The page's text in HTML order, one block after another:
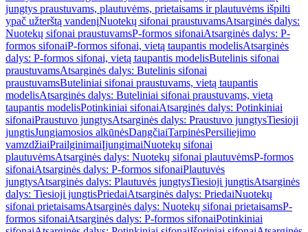
jungtys praustuvams, plautuvėms, prietaisams ir plautuvėms išpilti
ypač užterštą vandenįNuotekų sifonai praustuvamsAtsarginės dalys:
Nuotekų sifonai praustuvamsP-formos sifonaiAtsarginės dalys: P-
formos sifonaiP-formos sifonai, vietą taupantis modelisAtsarginės
dalys: P-formos sifonai, vietą taupantis modelisButelinis sifonai
praustuvamsAtsarginės dalys: Butelinis sifonai
praustuvamsButeliniai sifonai praustuvams, vietą taupantis
modelisAtsarginės dalys: Buteliniai sifonai praustuvams, vietą
taupantis modelisPotinkiniai sifonaiAtsarginės dalys: Potinkiniai
sifonaiPraustuvo jungtysAtsarginės dalys: Praustuvo jungtysTiesioji
jungtisJungiamosios alkūnėsDangčiaiTarpinėsPersiliejimo
vamzdžiaiPrailginimaiĮjungimaiNuotekų sifonai
plautuvėmsAtsarginės dalys: Nuotekų sifonai plautuvėmsP-formos
sifonaiAtsarginės dalys: P-formos sifonaiPlautuvės
jungtysAtsarginės dalys: Plautuvės jungtysTiesioji jungtisAtsarginės
dalys: Tiesioji jungtisPriedaiAtsarginės dalys: PriedaiNuotekų
sifonai prietaisamsAtsarginės dalys: Nuotekų sifonai prietaisamsP-
formos sifonaiAtsarginės dalys: P-formos sifonaiPotinkiniai